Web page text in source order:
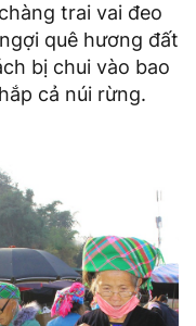
trai vai đeo
quê hương đất
bị chui vào bao
cả núi rừng.